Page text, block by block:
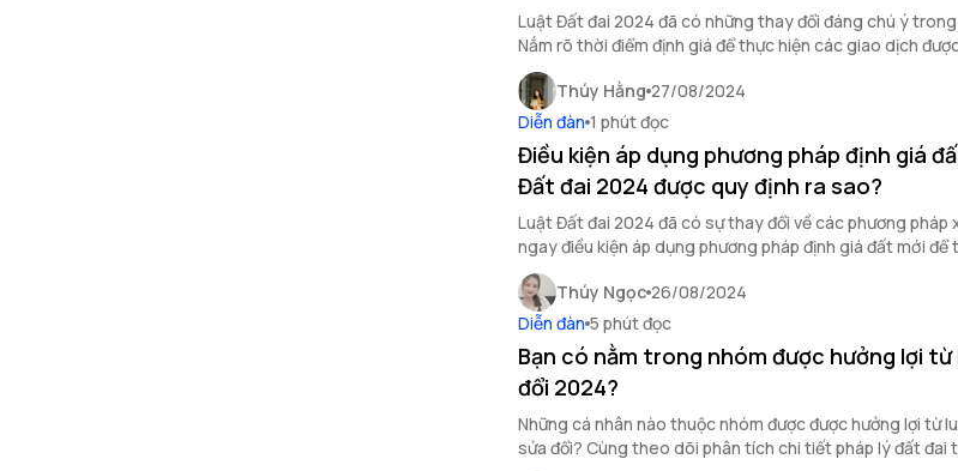
Luật Đất đai 2024 đã có những thay đổi đáng chú ý
Nắm rõ thời điểm định giá để thực hiện các giao dịch
Thúy Hằng 27/08/2024
Diễn đàn 1 phút đọc
Điều kiện áp dụng phương pháp định giá
Đất đai 2024 được quy định ra sao?
Luật Đất đai 2024 đã có sự thay đổi về các phương pháp
ngay điều kiện áp dụng phương pháp định giá đất mới
dịch bất động sản.
Thúy Ngọc 26/08/2024
Diễn đàn 5 phút đọc
Bạn có nằm trong nhóm được hưởng lợi
đổi 2024?
Những cá nhân nào thuộc nhóm được được hưởng lợi từ
sửa đổi? Cùng theo dõi phân tích chi tiết pháp lý đất đai